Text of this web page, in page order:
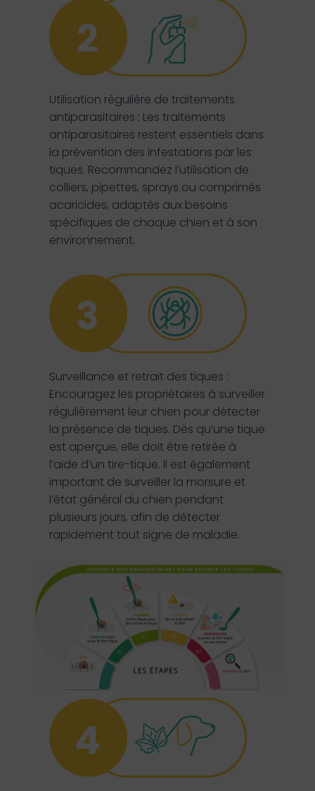
Utilisation régulière de traitements
antiparasitaires : Les traitements
antiparasitaires restent essentiels dans
la prévention des infestations par les
tiques. Recommandez l’utilisation de
colliers, pipettes, sprays ou comprimés
acaricides, adaptés aux besoins
spécifiques de chaque chien et à son
environnement.
Surveillance et retrait des tiques :
Encouragez les propriétaires à surveiller
régulièrement leur chien pour détecter
la présence de tiques. Dès qu’une tique
est aperçue, elle doit être retirée à
l’aide d’un tire-tique. Il est également
important de surveiller la morsure et
l’état général du chien pendant
plusieurs jours, afin de détecter
rapidement tout signe de maladie.